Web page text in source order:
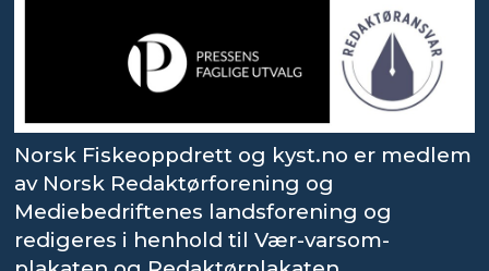
Norsk Fiskeoppdrett og kyst.no er medlem
av Norsk Redaktørforening og
Mediebedriftenes landsforening og
redigeres i henhold til Vær-varsom-